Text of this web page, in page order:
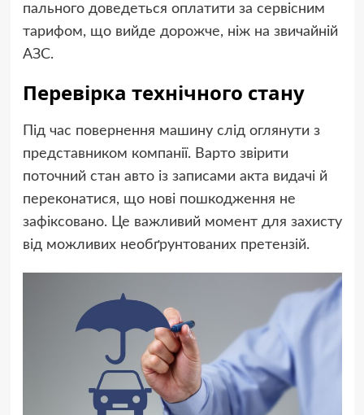
пального доведеться оплатити за сервісним
тарифом, що вийде дорожче, ніж на звичайній
АЗС.
Перевірка технічного стану
Під час повернення машину слід оглянути з
представником компанії. Варто звірити
поточний стан авто із записами акта видачі й
переконатися, що нові пошкодження не
зафіксовано. Це важливий момент для захисту
від можливих необґрунтованих претензій.